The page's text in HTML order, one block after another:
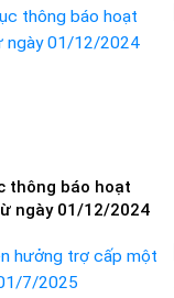
thông báo hoạt
ngày 01/12/2024